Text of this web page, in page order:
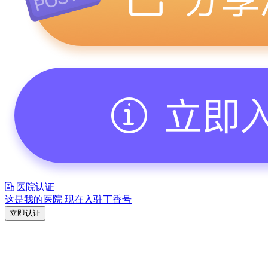
医院认证
这是我的医院 现在入驻丁香号
立即认证